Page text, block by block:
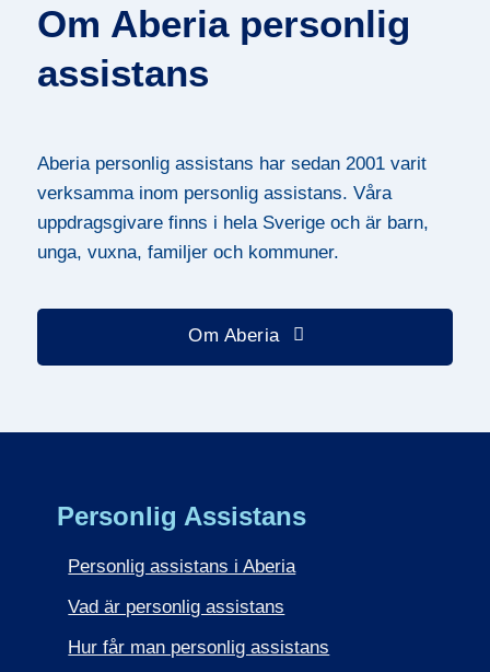
Om Aberia personlig
assistans
Aberia personlig assistans har sedan 2001 varit
verksamma inom personlig assistans. Våra
uppdragsgivare finns i hela Sverige och är barn,
unga, vuxna, familjer och kommuner.
Om Aberia
Personlig Assistans
Personlig assistans i Aberia
Vad är personlig assistans
Hur får man personlig assistans